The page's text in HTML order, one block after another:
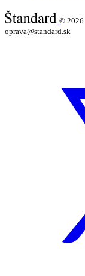
© 2026
oprava@standard.sk